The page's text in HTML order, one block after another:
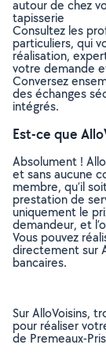
autour de chez
tapisserie
Consultez les
particuliers, qui
réalisation,
votre demande
Conversez
des échanges
intégrés.
Est-ce que
Absolument !
et sans aucune
membre, qu’il
prestation de
uniquement le
demandeur, et
Vous pouvez
directement sur
bancaires.
Sur AlloVoisins,
pour réaliser
de Premeaux-